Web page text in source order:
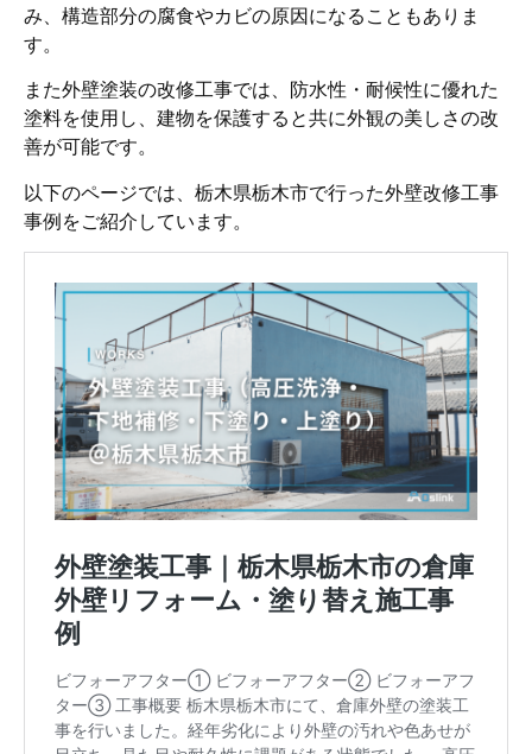
み、構造部分の腐食やカビの原因になることもありま
す。
また外壁塗装の改修工事では、防水性・耐候性に優れた
塗料を使用し、建物を保護すると共に外観の美しさの改
善が可能です。
以下のページでは、栃木県栃木市で行った外壁改修工事
事例をご紹介しています。